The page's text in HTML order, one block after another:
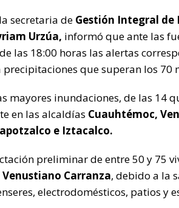
secretaria de Gestión Integral de
Urzúa, informó que ante las
las 18:00 horas las alertas
precipitaciones que superan los 70
mayores inundaciones, de las 14
en las alcaldías Cuauhtémoc,
e Iztacalco.
preliminar de entre 50 y 75
Venustiano Carranza, debido a la
electrodomésticos, patios y